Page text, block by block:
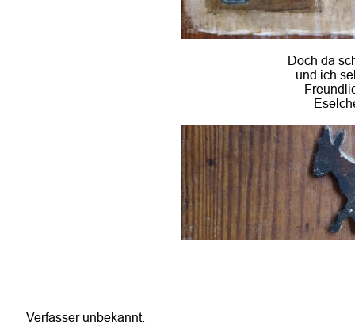
Doch da
und ich
Verfasser unbekannt.